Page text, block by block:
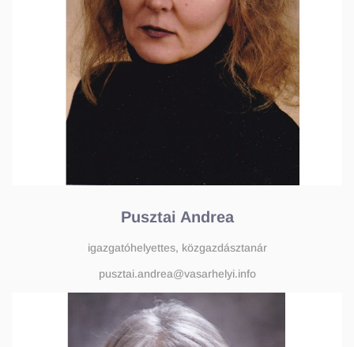
Pusztai Andrea
igazgatóhelyettes, közgazdásztanár
pusztai.andrea@vasarhelyi.info